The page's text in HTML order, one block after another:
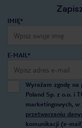
IMIĘ*
E-MAIL*
Wyrażam zgodę na
Poland Sp. z o.o. i
marketingowych,
przetwarzaniu
komunikacji (e-